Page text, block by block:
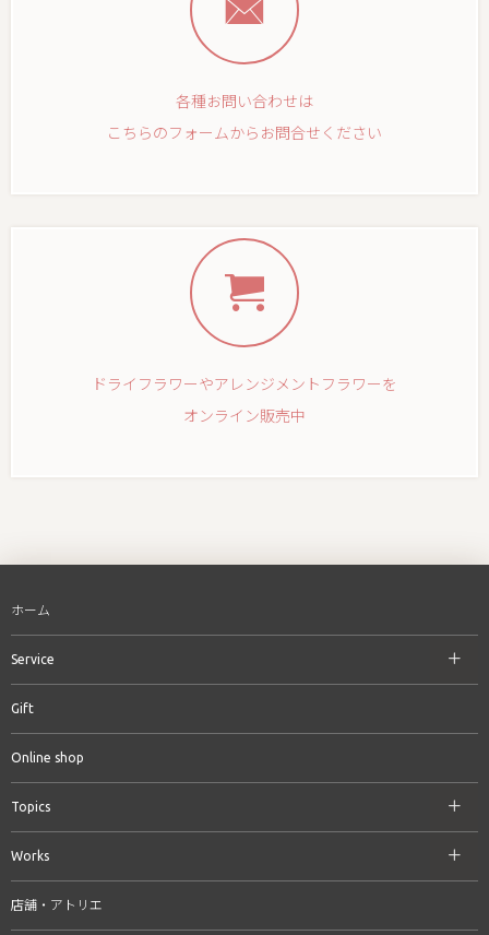
各種お問い合わせは
こちらのフォームからお問合せください
ドライフラワーやアレンジメントフラワーを
オンライン販売中
ホーム
Service
Gift
Online shop
Topics
Works
店舗・アトリエ